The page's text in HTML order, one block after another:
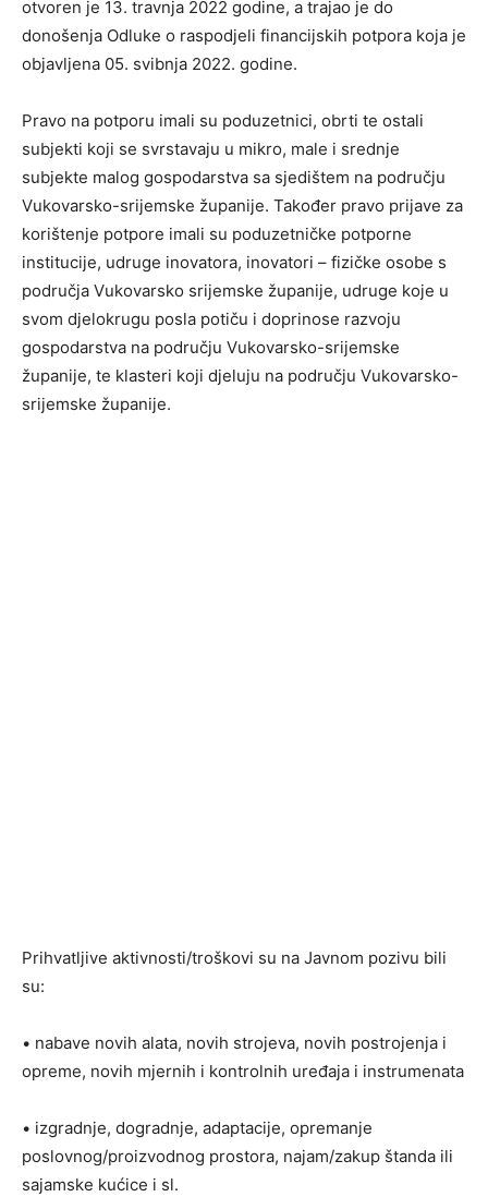
otvoren je 13. travnja 2022 godine, a trajao je do
donošenja Odluke o raspodjeli financijskih potpora koja je
objavljena 05. svibnja 2022. godine.
Pravo na potporu imali su poduzetnici, obrti te ostali
subjekti koji se svrstavaju u mikro, male i srednje
subjekte malog gospodarstva sa sjedištem na području
Vukovarsko-srijemske županije. Također pravo prijave za
korištenje potpore imali su poduzetničke potporne
institucije, udruge inovatora, inovatori – fizičke osobe s
područja Vukovarsko srijemske županije, udruge koje u
svom djelokrugu posla potiču i doprinose razvoju
gospodarstva na području Vukovarsko-srijemske
županije, te klasteri koji djeluju na području Vukovarsko-
srijemske županije.
Prihvatljive aktivnosti/troškovi su na Javnom pozivu bili
su:
• nabave novih alata, novih strojeva, novih postrojenja i
opreme, novih mjernih i kontrolnih uređaja i instrumenata
• izgradnje, dogradnje, adaptacije, opremanje
poslovnog/proizvodnog prostora, najam/zakup štanda ili
sajamske kućice i sl.